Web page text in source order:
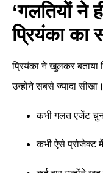
‘गलतियों ने
प्रियंका का
प्रियंका ने खुलकर बताया
उन्होंने सबसे ज्यादा सीखा।
कभी गलत एजेंट चुन
कभी ऐसे प्रोजेक्ट